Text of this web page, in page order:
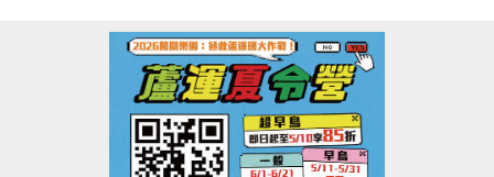
（三）超過比賽時間 3 分鐘未出賽者，以棄權論（以
大會掛鐘為準）。
（四）為使比賽順利進行，大會有權調度場地安排及
出場順序，不得異議。
（五）主辦單位保有延期舉辦比賽、調整場地及最終
◆假日15組 / 平日30組
真的慢了就沒有！這個夏天，不只是玩水
是讓你真正「學會游」
----------------------------